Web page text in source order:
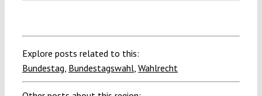
Explore posts related to this:
Bundestag Bundestagswahl, Wahlrecht